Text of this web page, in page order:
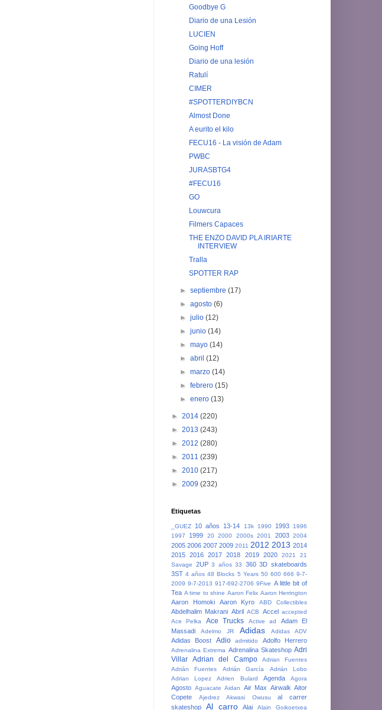
Goodbye G
Diario de una Lesión
LUCIEN
Going Hoff
Diario de una lesión
Ratulí
CIMER
#SPOTTERDIYBCN
Almost Done
A eurito el kilo
FECU16 - La visión de Adam
PWBC
JURASBTG4
#FECU16
GO
Louwcura
Filmers Capaces
THE ENZO DAVID PLA IRIARTE
INTERVIEW
Tralla
SPOTTER RAP
►septiembre(17)
►agosto(6)
►julio(12)
►junio(14)
►mayo(14)
►abril(12)
►marzo(14)
►febrero(15)
►enero(13)
► 2014 (220)
► 2013 (243)
► 2012 (280)
► 2011 (239)
► 2010 (217)
► 2009 (232)
Etiquetas
_GUEZ 10 años 13-14 13k 1990 1993
1996
1997
1999 20 2000 2000s 2001 2003 2004
2005 2006 2007 2009 2011 2012 2013 2014
2015 2016 2017 2018 2019 2020 2021
21
Savage
2UP 3 años 33 360 3D skateboards
3ST 4 años 48 Blocks 5 Years 50 600 666 9-7-
2009 9-7-2013 917-692-2706 9Five A little bit of
Tea A time to shine Aaron Felix Aaron Herrington
Aaron Homoki Aaron Kyro ABD Collectibles
Abdelhalim Makrani Abril ACB Accel accepted
Ace Pelka
Ace Trucks Active ad
Adam El
Massadi
Adelmo JR Adidas Adidas ADV
Adidas Boost Adio admitido Adolfo Herrero
Adrenalina Extrema Adrenalina Skateshop Adri
Villar Adrian del Campo
Adrian Fuentes
Adrián Fuentes
Adrián García
Adrián Lobo
Adrian Lopez
Adrien Bulard Agenda Agora
Agosto Aguacate Aidan Air Max Airwalk Aitor
Copete
Ajedrez Akwasi Owusu
al carrer
skateshop
Al carro Alai Alain Goikoetxea